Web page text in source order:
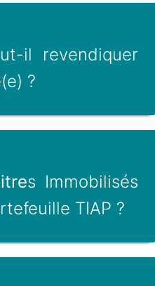
il revendiquer
?
s Immobilisés
TIAP ?